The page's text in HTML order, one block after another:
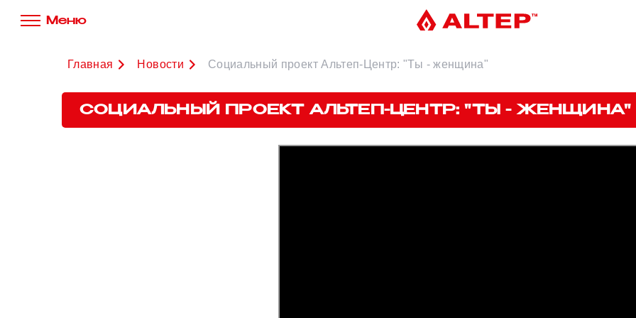
Меню
Главная Новости Социальный проект Альтеп-Центр: "Ты - женщина"
СОЦИАЛЬНЫЙ ПРОЕКТ АЛЬТЕП-ЦЕНТР: "ТЫ - ЖЕНЩИНА"